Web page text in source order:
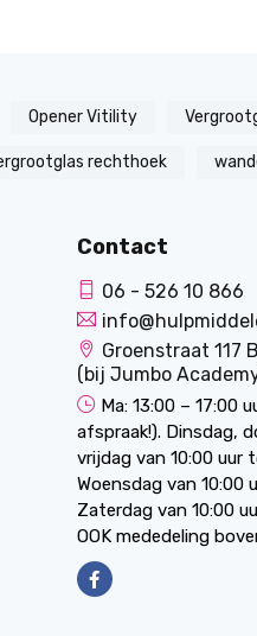
Opener Vitility
rechthoek
Contact
06 - 526 10 866
Groenstraat 117
(bij Jumbo
Ma: 13:00 – 17:00
afspraak!). Dinsdag,
vrijdag van 10:00 uur
Woensdag van 10:00
Zaterdag van 10:00
OOK mededeling